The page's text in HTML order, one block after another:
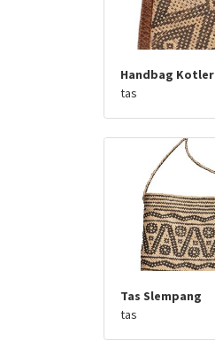
Handbag Kotler
tas
Tas Slempang
tas